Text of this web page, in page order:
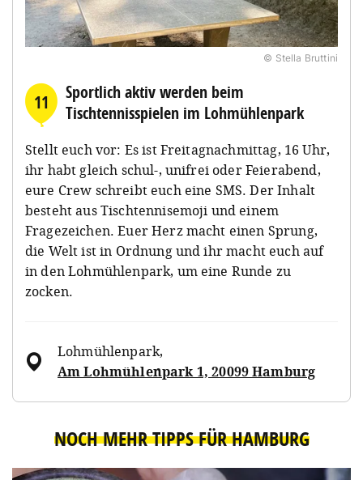
© Stella Bruttini
11
Sportlich aktiv werden beim
Tischtennisspielen im Lohmühlenpark
Stellt euch vor: Es ist Freitagnachmittag, 16 Uhr,
ihr habt gleich schul-, unifrei oder Feierabend,
eure Crew schreibt euch eine SMS. Der Inhalt
besteht aus Tischtennisemoji und einem
Fragezeichen. Euer Herz macht einen Sprung,
die Welt ist in Ordnung und ihr macht euch auf
in den Lohmühlenpark, um eine Runde zu
zocken.
Lohmühlenpark,
Am Lohmühlenpark 1, 20099 Hamburg
NOCH MEHR TIPPS FÜR HAMBURG